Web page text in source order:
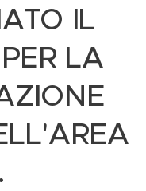
IL
LA